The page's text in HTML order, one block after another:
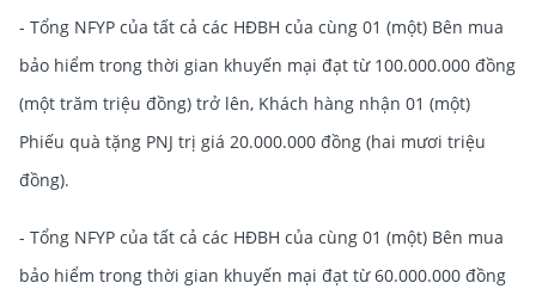
- Tổng NFYP của tất cả các HĐBH của cùng 01 (một) Bên mua
bảo hiểm trong thời gian khuyến mại đạt từ 100.000.000 đồng
(một trăm triệu đồng) trở lên, Khách hàng nhận 01 (một)
Phiếu quà tặng PNJ trị giá 20.000.000 đồng (hai mươi triệu
đồng).
- Tổng NFYP của tất cả các HĐBH của cùng 01 (một) Bên mua
bảo hiểm trong thời gian khuyến mại đạt từ 60.000.000 đồng